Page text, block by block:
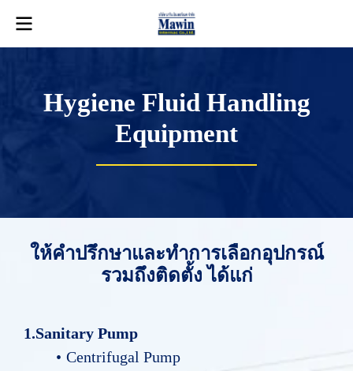
Hygiene Fluid Handling
Equipment
ให้คำปรึกษาและทำการเลือกอุปกรณ์
รวมถึงติดตั้งได้แก่
1.Sanitary Pump
Centrifugal Pump